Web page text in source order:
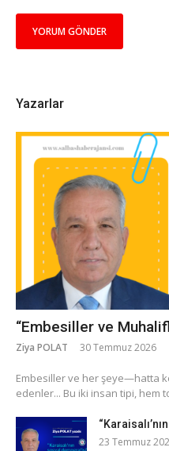
Yazarlar
“Embesiller ve
Ziya POLAT 30 Temmuz 2026
​Embesiller ve her şeye—hatta
edenler... Bu iki insan tipi, hem
23 Temmuz